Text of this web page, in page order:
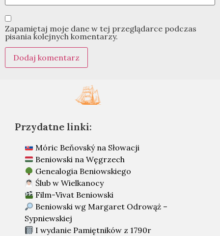
Zapamiętaj moje dane w tej przeglądarce podczas
pisania kolejnych komentarzy.
Przydatne linki:
Móric Beňovský na Słowacji
Beniowski na Węgrzech
Genealogia Beniowskiego
Ślub w Wielkanocy
Film-Vivat Beniowski
Beniowski wg Margaret Odrowąż –
Sypniewskiej
I wydanie Pamiętników z 1790r